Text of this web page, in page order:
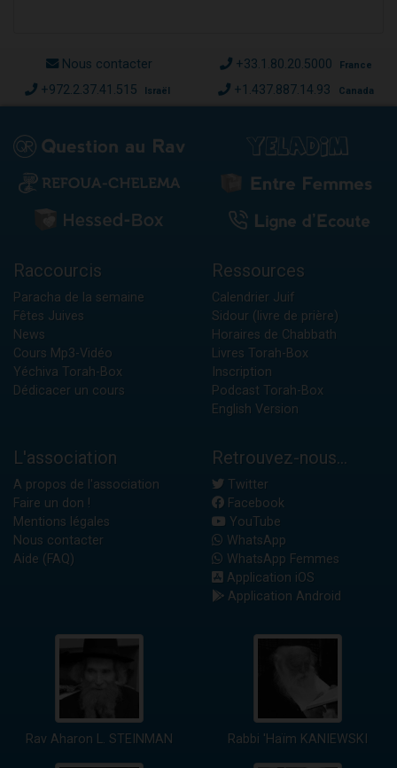
Nous contacter +33.1.80.20.5000 France
+972.2.37.41.515 Israël +1.437.887.14.93 Canada
Raccourcis
Paracha de la semaine
Fêtes Juives
News
Cours Mp3-Vidéo
Yéchiva Torah-Box
Dédicacer un cours
Ressources
Calendrier Juif
Sidour (livre de prière)
Horaires de Chabbath
Livres Torah-Box
Inscription
Podcast Torah-Box
English Version
L'association
A propos de l'association
Faire un don !
Mentions légales
Nous contacter
Aide (FAQ)
Retrouvez-nous...
Twitter
Facebook
YouTube
WhatsApp
WhatsApp Femmes
Application iOS
Application Android
Rav Aharon L. STEINMAN Rabbi 'Haïm KANIEWSKI